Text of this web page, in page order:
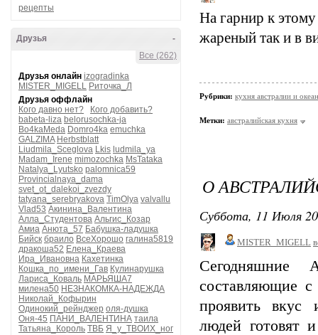
рецепты
-
Друзья
Все (262)
Друзья онлайн izogradinka
MISTER_MIGELL Риточка_Л
Друзья оффлайн
Кого давно нет?
Кого добавить?
babeta-liza belorusochka-ja
Bo4kaMeda Domro4ka emuchka
GALZIMA Herbstblatt
Liudmila_Sceglova Lkis ludmila_ya
Madam_Irene mimozochka MsTataka
Natalya_Lyutsko palomnica59
Provincialnaya_dama
svet_ot_dalekoi_zvezdy
tatyana_serebryakova TimOlya valvallu
Vlad53 Акинина_Валентина
Алла_Студентова Альгис_Козар
Амиа Анюта_57 Бабушка-ладушка
Бийск браило ВсеХорошо галина5819
дракоша52 Елена_Краева
Ира_Ивановна Кахетинка
Кошка_по_имени_Гав Кулинарушка
Лариса_Коваль МАРЬЯША7
милена50 НЕЗНАКОМКА-НАДЕЖДА
Николай_Кофырин
Одинокий_рейнджер оля-душка
Оня-45 ПАНИ_ВАЛЕНТИНА таила
Татьяна_Король ТВБ Я_у_ТВОИХ_ног
На гарнир к
жареный так и в
Рубрики: кухня австралии и
Метки: австралийская кухня
О
Суббота, 11 Июля
MISTER_MIGELL
Сегодняшние
составляющие
проявить вкус
людей готовят